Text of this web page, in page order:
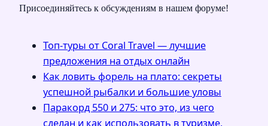
Присоединяйтесь к обсуждениям в нашем форуме!
Топ-туры от Coral Travel — лучшие
предложения на отдых онлайн
Как ловить форель на плато: секреты
успешной рыбалки и большие уловы
Паракорд 550 и 275: что это, из чего
сделан и как использовать в туризме,